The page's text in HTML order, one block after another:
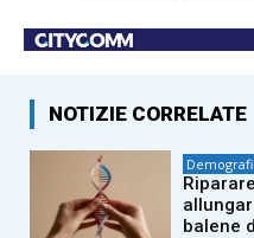
NOTIZIE CORRELATE
balene